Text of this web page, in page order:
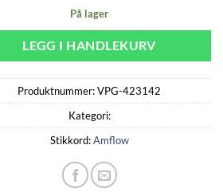
På lager
LEGG I HANDLEKURV
Produktnummer:VPG-423142
Kategori:
Stikkord:Amflow